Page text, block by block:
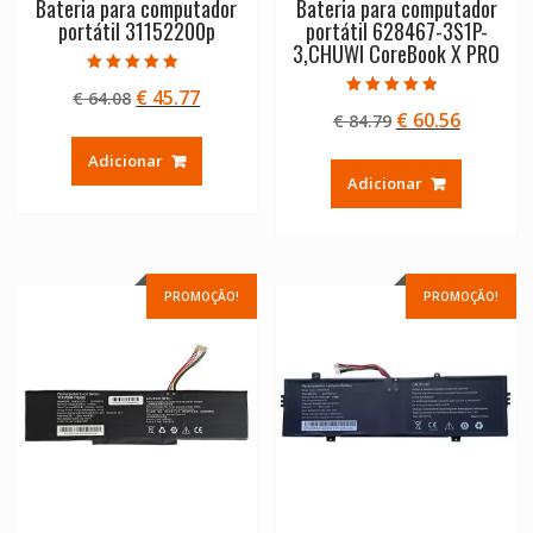
Bateria para computador
portátil 31152200p
5.00
de 5
€64.08 O
original
era:
€ 45.77O
Adicionar
Bateria para computador
portátil 628467-3S1P-
3,CHUWI CoreBook X PRO
4.50
de 5
€84.79 O
original
era:
€60.56O
Adicionar
PROMOÇÃO! PROMOÇÃO!